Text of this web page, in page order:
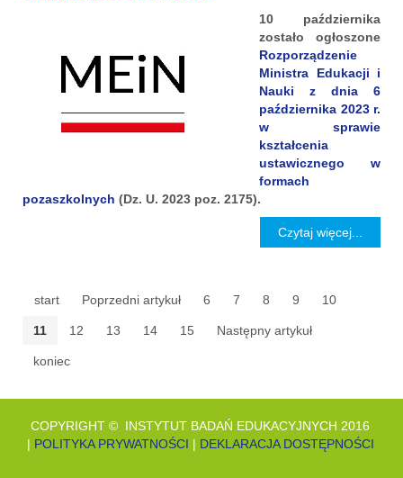
10 października
zostało ogłoszone
Rozporządzenie
Ministra Edukacji i
Nauki z dnia 6
października 2023 r.
w sprawie
kształcenia
ustawicznego w
formach
pozaszkolnych (Dz. U. 2023 poz. 2175).
Czytaj więcej...
start Poprzedni artykuł 6 7 8 9 10
11 12 13 14 15 Następny artykuł
koniec
COPYRIGHT © INSTYTUT BADAŃ EDUKACYJNYCH 2016
| POLITYKA PRYWATNOŚCI | DEKLARACJA DOSTĘPNOŚCI